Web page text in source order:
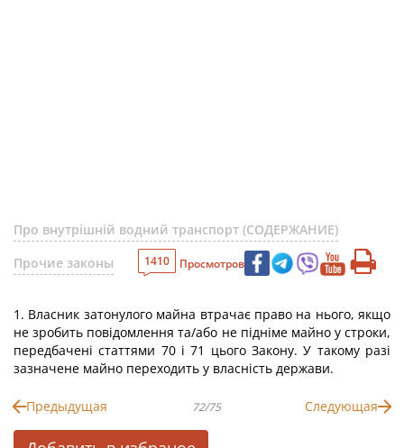
Про внутрішній водний транспорт (СОДЕРЖАНИЕ)
Прочие законы
1410 Просмотров
1. Власник затонулого майна втрачає право на нього, якщо
не зробить повідомлення та/або не підніме майно у строки,
передбачені статтями 70 і 71 цього Закону. У такому разі
зазначене майно переходить у власність держави.
Предыдущая 72/75 Следующая